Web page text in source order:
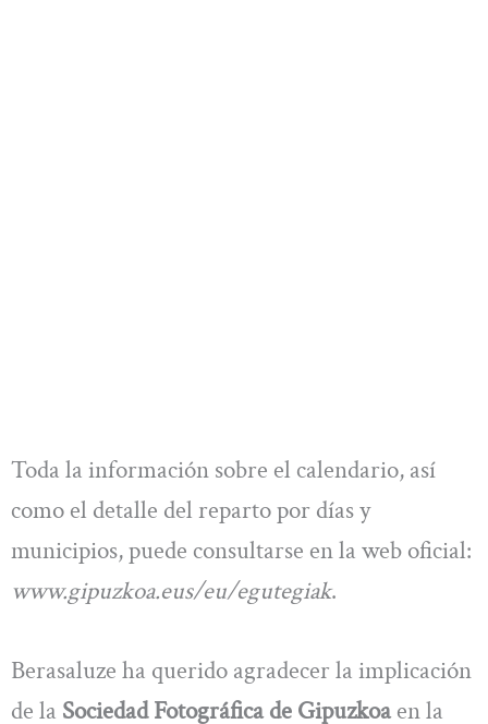
Toda la información sobre el calendario, así
como el detalle del reparto por días y
municipios, puede consultarse en la web oficial:
www.gipuzkoa.eus/eu/egutegiak.
Berasaluze ha querido agradecer la implicación
de la Sociedad Fotográfica de Gipuzkoaen la